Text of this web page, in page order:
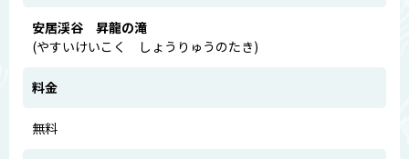
安居渓谷 昇龍の滝
(やすいけいこく しょうりゅうのたき)
料金
無料